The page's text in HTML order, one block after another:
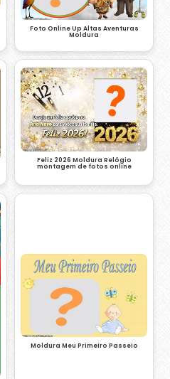
Foto Online Up Altas Aventuras
Moldura
Feliz 2026 Moldura Relógio
montagem de fotos online
Moldura Meu Primeiro Passeio